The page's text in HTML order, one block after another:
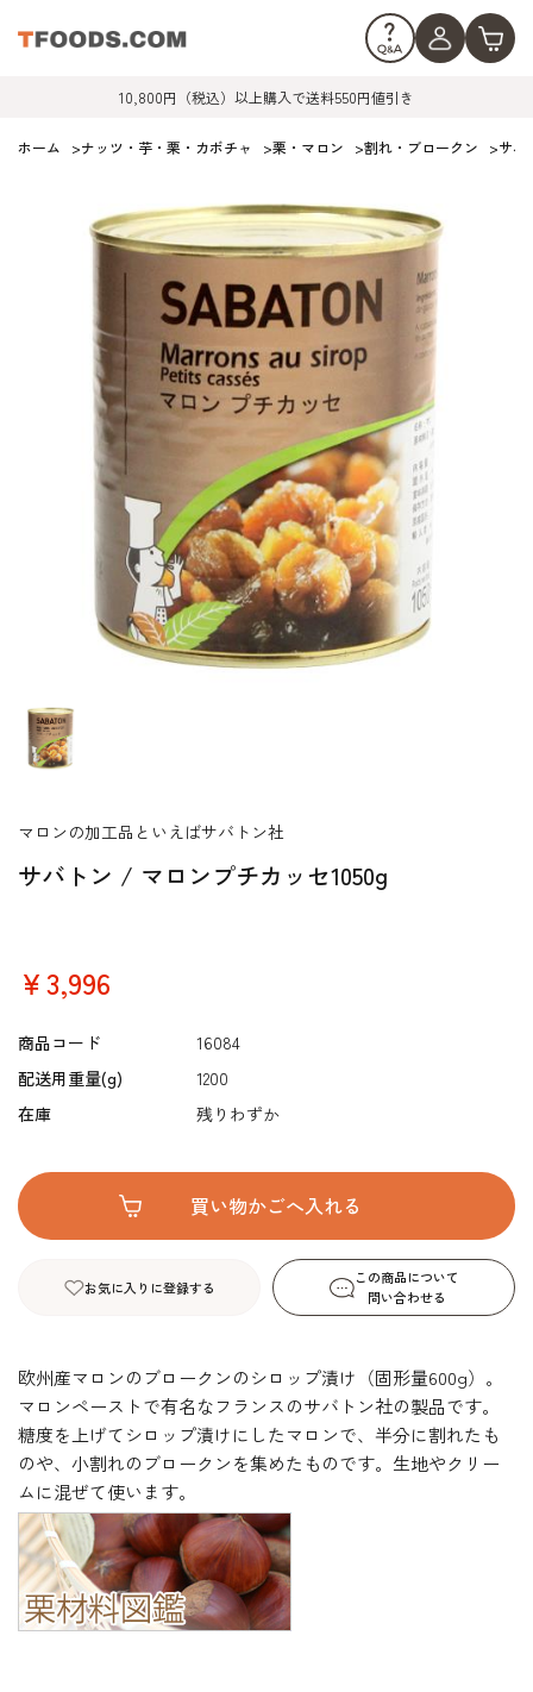
10,800円（税込）以上購入で送料550円値引き
ホーム >ナッツ・芋・栗・カボチャ >栗・マロン >割れ・ブロークン >サバ
サバトン / マロンプチカッセ1050g
マロンの加工品といえばサバトン社
￥3,996
商品コード
16084
配送用重量(g)
1200
在庫
残りわずか
お気に入りに登録する
この商品について
問い合わせる
欧州産マロンのブロークンのシロップ漬け（固形量600g）。
マロンペーストで有名なフランスのサバトン社の製品です。
糖度を上げてシロップ漬けにしたマロンで、半分に割れたも
のや、小割れのブロークンを集めたものです。生地やクリー
ムに混ぜて使います。